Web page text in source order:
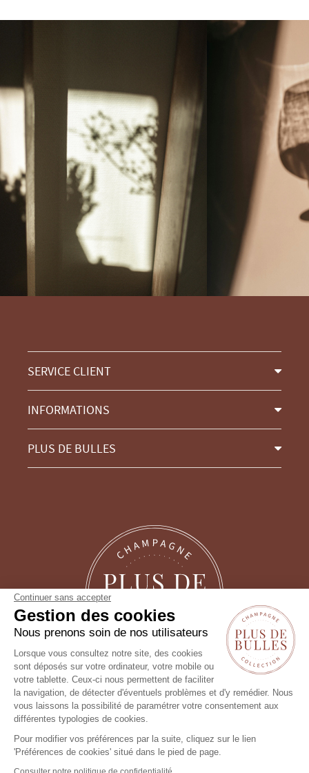
SERVICE CLIENT
INFORMATIONS
PLUS DE BULLES
Suivez-nous !
Continuer sans accepter
Gestion des cookies
Nous prenons soin de nos utilisateurs
Lorsque vous consultez notre site, des cookies
sont déposés sur votre ordinateur, votre mobile ou
votre tablette. Ceux-ci nous permettent de faciliter
la navigation, de détecter d'éventuels problèmes et d'y remédier. Nous
vous laissons la possibilité de paramétrer votre consentement aux
différentes typologies de cookies.
Pour modifier vos préférences par la suite, cliquez sur le lien
'Préférences de cookies' situé dans le pied de page.